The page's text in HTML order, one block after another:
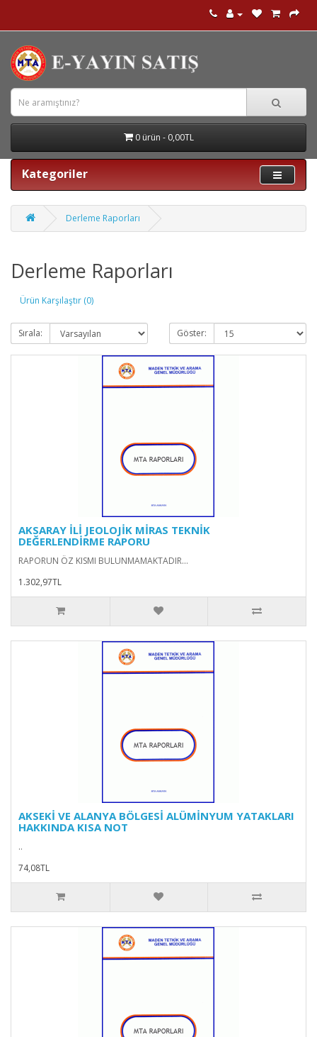
0 ürün - 0,00TL
Kategoriler
Derleme Raporları
Derleme Raporları
Ürün Karşılaştır (0)
Sırala: Göster:
AKSARAY İLİ JEOLOJİK MİRAS TEKNİK
DEĞERLENDİRME RAPORU
RAPORUN ÖZ KISMI BULUNMAMAKTADIR...
1.302,97TL
AKSEKİ VE ALANYA BÖLGESİ ALÜMİNYUM YATAKLARI
HAKKINDA KISA NOT
..
74,08TL